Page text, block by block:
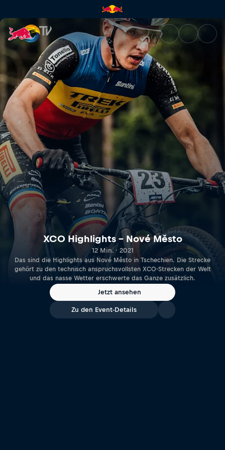
XCO Highlights – Nové
XCO Highlights – Nové Město
12 Min. · 2021
Das sind die Highlights aus Nové Město in Tschechien. Die Strecke
gehört zu den technisch anspruchsvollsten XCO-Strecken der Welt
und das nasse Wetter erschwerte das Ganze zusätzlich.
Jetzt ansehen
Zu den Event-Details